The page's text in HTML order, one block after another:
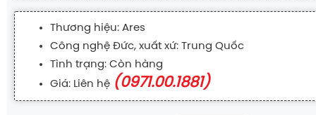
Thương hiệu: Ares
Công nghệ Đức, xuất xứ: Trung Quốc
Tình trạng: Còn hàng
Giá: Liên hệ (0971.00.1881)